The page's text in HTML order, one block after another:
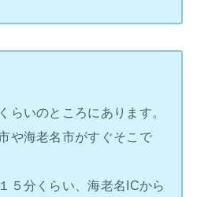
らいのところにあります。
や海老名市がすぐそこで
５分くらい、海老名ICから